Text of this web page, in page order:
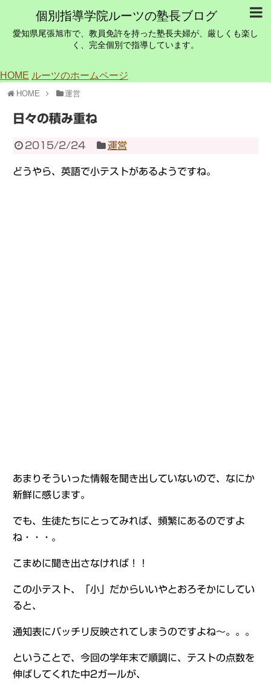
個別指導学院ルーツの塾長ブログ
愛知県尾張旭市で、教員免許を持った塾長夫婦が、厳しくも楽し
く、完全個別で指導しています。
HOME ルーツのホームページ
HOME 運営
日々の積み重ね
2015/2/24 運営
どうやら、英語で小テストがあるようですね。
あまりそういった情報を聞き出していないので、なにか
新鮮に感じます。
でも、生徒たちにとってみれば、頻繁にあるのですよ
ね・・・。
こまめに聞き出さなければ！！
この小テスト、「小」だからいいやとおろそかにしてい
ると、
通知表にバッチリ反映されてしまうのですよね～。。。
ということで、今回の学年末で順調に、テストの点数を
伸ばしてくれた中2ガールが、